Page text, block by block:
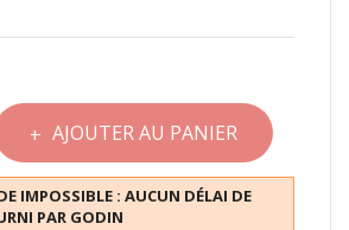
AJOUTER AU PANIER
IMPOSSIBLE : AUCUN DÉLAI DE
PAR GODIN